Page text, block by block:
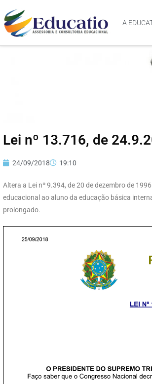
A
Lei nº 13.716, de
24/09/2018 19:10
Altera a Lei nº 9.394, de 20 de dezembro de
educacional ao aluno da educação básica
prolongado.